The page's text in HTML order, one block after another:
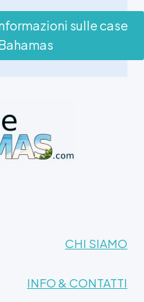
sulle case
CHI SIAMO
INFO & CONTATTI